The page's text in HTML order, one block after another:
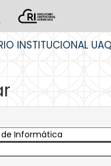
INSTITUCIONAL UAQ